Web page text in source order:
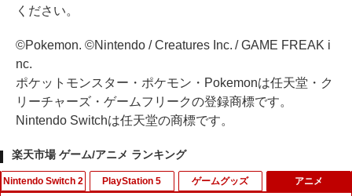
ください。
©Pokemon. ©Nintendo / Creatures Inc. / GAME FREAK i
nc.
ポケットモンスター・ポケモン・Pokemonは任天堂・ク
リーチャーズ・ゲームフリークの登録商標です。
Nintendo Switchは任天堂の商標です。
楽天市場 ゲーム/アニメ ランキング
Nintendo Switch 2 PlayStation 5 ゲームグッズ アニメ